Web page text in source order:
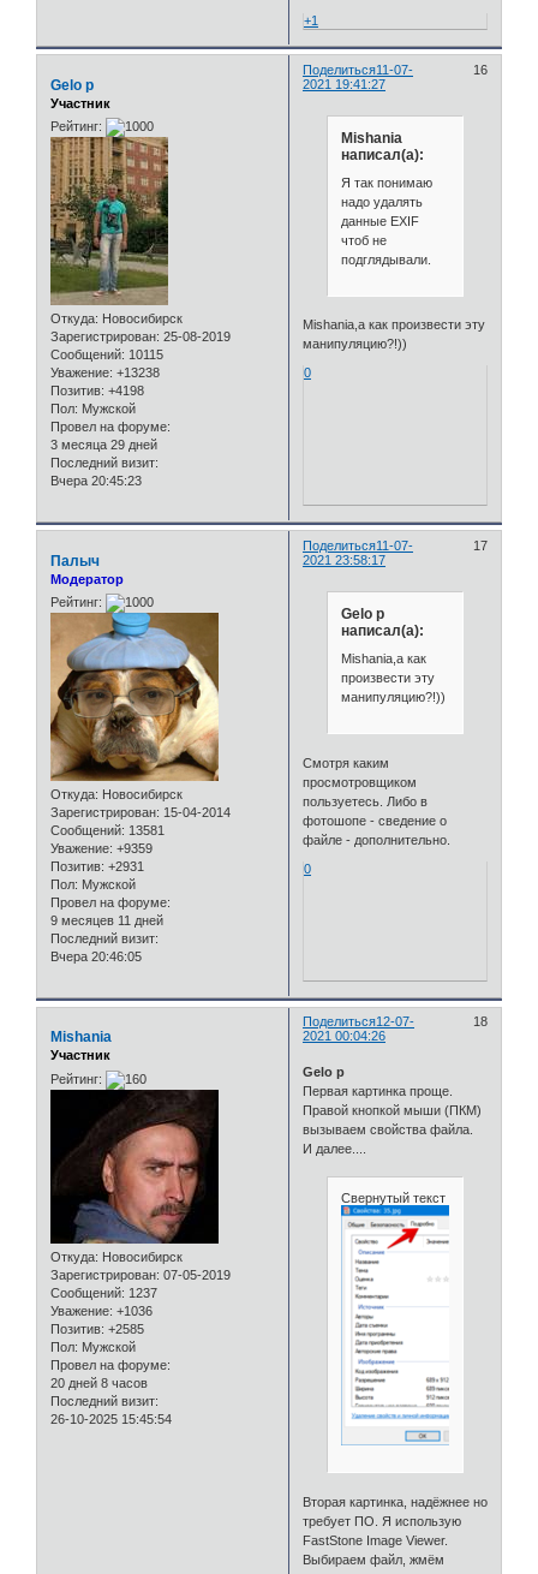
+1
Поделиться 16
11-07-
2021 19:41:27
Gelo p
Участник
Рейтинг:
Откуда: Новосибирск
Зарегистрирован: 25-08-2019
Сообщений: 10115
Уважение: +13238
Позитив: +4198
Пол: Мужской
Провел на форуме:
3 месяца 29 дней
Последний визит:
Вчера 20:45:23
Mishania
написал(а):
Я так понимаю
надо удалять
данные EXIF
чтоб не
подглядывали.
Mishania,а как произвести эту
манипуляцию?!))
0
Поделиться 17
11-07-
2021 23:58:17
Палыч
Модератор
Рейтинг:
Откуда: Новосибирск
Зарегистрирован: 15-04-2014
Сообщений: 13581
Уважение: +9359
Позитив: +2931
Пол: Мужской
Провел на форуме:
9 месяцев 11 дней
Последний визит:
Вчера 20:46:05
Gelo p
написал(а):
Mishania,а как
произвести эту
манипуляцию?!))
Смотря каким
просмотровщиком
пользуетесь. Либо в
фотошопе - сведение о
файле - дополнительно.
0
Поделиться 18
12-07-
2021 00:04:26
Mishania
Участник
Рейтинг:
Откуда: Новосибирск
Зарегистрирован: 07-05-2019
Сообщений: 1237
Уважение: +1036
Позитив: +2585
Пол: Мужской
Провел на форуме:
20 дней 8 часов
Последний визит:
26-10-2025 15:45:54
Gelo p
Первая картинка проще.
Правой кнопкой мыши (ПКМ)
вызываем свойства файла.
И далее....
Свернутый текст
Вторая картинка, надёжнее но
требует ПО. Я использую
FastStone Image Viewer.
Выбираем файл, жмём